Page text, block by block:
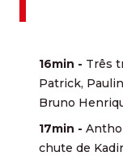
16min - Três
Patrick,
Bruno
17min -
chute de